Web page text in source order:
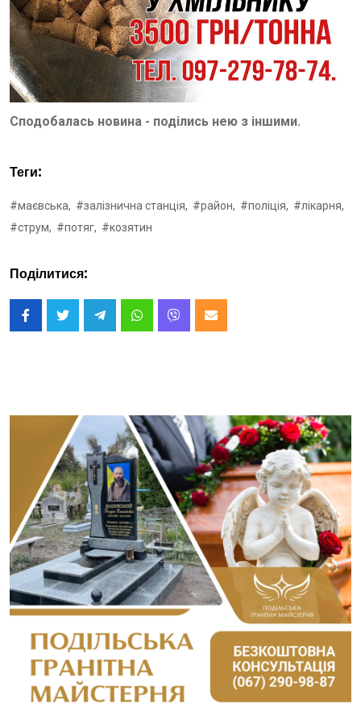
Сподобалась новина - поділись нею з іншими.
Теги:
#маєвська, #залізнична станція, #район, #поліція, #лікарня,
#струм, #потяг, #козятин
Поділитися: